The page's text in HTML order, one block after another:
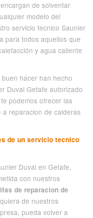
de solventar
modelo del
servicio tecnico Saunier
para todos aquellos que
y agua caliente
hacer han hecho
Duval Getafe autorizado
podemos ofrecer las
reparacion de calderas
de un servicio tecnico
Duval en Getafe,
con nuestros
de reparacion de
de nuestros
pueda volver a